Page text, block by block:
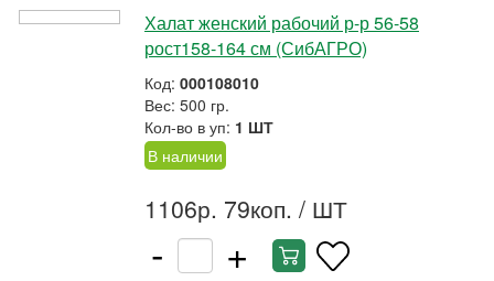
Халат женский рабочий р-р 56-58
рост158-164 см (СибАГРО)
Код: 000108010
Вес: 500 гр.
Кол-во в уп: 1 ШТ
В наличии
1106р. 79коп. / ШТ
- +